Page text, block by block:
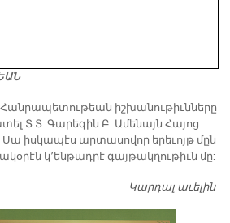
իշխանութիւնները
Տ.Տ. Գարեգին Բ. Ամենայն Հայոց
իսկապէս արտասովոր երեւոյթ մըն
կ՚ենթադրէ գայթակղութիւն մը:
Կարդալ աւելին